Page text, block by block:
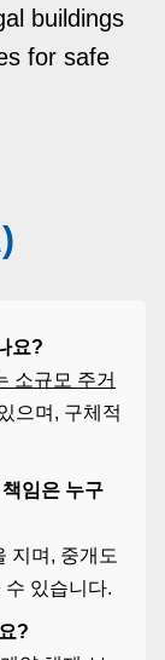
buildings
for safe
요?
소규모 주거
으며, 구체적
임은 누구
지며, 중개도
있습니다.
?